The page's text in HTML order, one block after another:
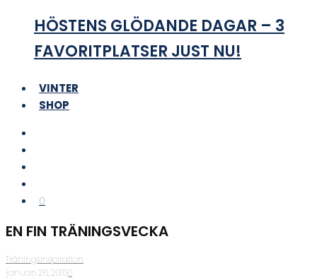
HÖSTENS GLÖDANDE DAGAR – 3
FAVORITPLATSER JUST NU!
VINTER
SHOP
0
EN FIN TRÄNINGSVECKA
Träningsinspiration
·januari 26, 2015·0